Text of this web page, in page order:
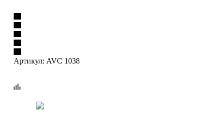
Артикул: AVC 1038